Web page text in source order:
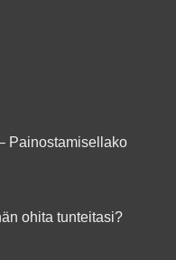
Painostamisellako
ohita tunteitasi?